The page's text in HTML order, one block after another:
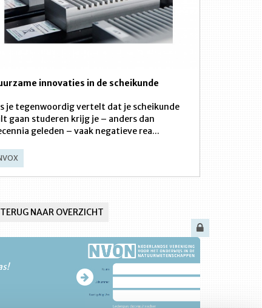
innovaties in de scheikunde
je tegenwoordig vertelt dat je scheikunde
gaan studeren krijg je – anders dan
geleden – vaak negatieve rea...
TERUG NAAR OVERZICHT